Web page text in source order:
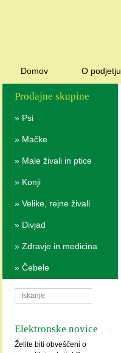
Domov O podjetju
Prodajne skupine
» Psi
» Mačke
» Male živali in ptice
» Konji
» Velike, rejne živali
» Divjad
» Zdravje in medicina
» Čebele
Elektronske novice
Želite biti obveščeni o